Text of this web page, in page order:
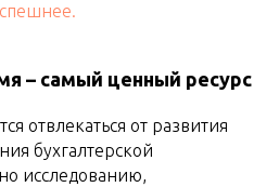
– самый ценный ресурс
отвлекаться от развития
бухгалтерской
исследованию,